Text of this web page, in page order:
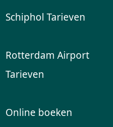
Schiphol Tarieven
Rotterdam Airport
Tarieven
Online boeken